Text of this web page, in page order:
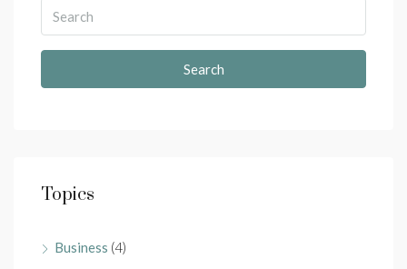
Search
Topics
Business (4)